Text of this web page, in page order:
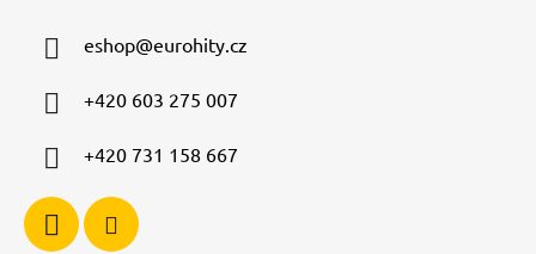
eshop@eurohity.cz
+420 603 275 007
+420 731 158 667